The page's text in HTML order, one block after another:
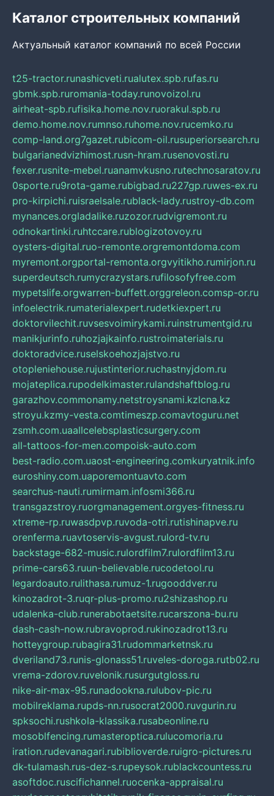
Каталог строительных компаний
Актуальный каталог компаний по всей России
t25-tractor.runashicveti.rualutex.spb.rufas.ru
gbmk.spb.ruromania-today.runovoizol.ru
airheat-spb.rufisika.home.nov.ruorakul.spb.ru
demo.home.nov.rumnso.ruhome.nov.rucemko.ru
comp-land.org7gazet.rubicom-oil.rusuperiorsearch.ru
bulgarianedvizhimost.rusn-hram.rusenovosti.ru
fexer.rusnite-mebel.ruanamvkusno.rutechnosaratov.ru
0sporte.ru9rota-game.rubigbad.ru227gp.ruwes-ex.ru
pro-kirpichi.ruisraelsale.rublack-lady.rustroy-db.com
mynances.orgladalike.ruzozor.rudvigremont.ru
odnokartinki.ruhtccare.rublogizotovoy.ru
oysters-digital.ruo-remonte.orgremontdoma.com
myremont.orgportal-remonta.orgvyitikho.rumirjon.ru
superdeutsch.rumycrazystars.rufilosofyfree.com
mypetslife.orgwarren-buffett.orggreleon.comsp-or.ru
infoelectrik.rumaterialexpert.rudetkiexpert.ru
doktorvilechit.ruvsesvoimirykami.ruinstrumentgid.ru
manikjurinfo.ruhozjajkainfo.rustroimaterials.ru
doktoradvice.ruselskoehozjajstvo.ru
otopleniehouse.rujustinterior.ruchastnyjdom.ru
mojateplica.rupodelkimaster.rulandshaftblog.ru
garazhov.commonamy.netstroysnami.kzlcna.kz
stroyu.kzmy-vesta.comtimeszp.comavtoguru.net
zsmh.com.uaallcelebsplasticsurgery.com
all-tattoos-for-men.compoisk-auto.com
best-radio.com.uaost-engineering.comkuryatnik.info
euroshiny.com.uaporemontuavto.com
searchus-nauti.rumirmam.infosmi366.ru
transgazstroy.ruorgmanagement.orgyes-fitness.ru
xtreme-rp.ruwasdpvp.ruvoda-otri.rutishinapve.ru
orenferma.ruavtoservis-avgust.rulord-tv.ru
backstage-682-music.rulordfilm7.rulordfilm13.ru
prime-cars63.ruun-believable.rucodetool.ru
legardoauto.rulithasa.rumuz-1.rugooddver.ru
kinozadrot-3.ruqr-plus-promo.ru2shizashop.ru
udalenka-club.runerabotaetsite.rucarszona-bu.ru
dash-cash-now.rubravoprod.rukinozadrot13.ru
hotteygroup.rubagira31.rudommarketnsk.ru
dveriland73.runis-glonass51.ruveles-doroga.rutb02.ru
vrema-zdorov.ruvelonik.rusurgutgloss.ru
nike-air-max-95.runadookna.rulubov-pic.ru
mobilreklama.rupds-nn.rusocrat2000.ruvgurin.ru
spksochi.rushkola-klassika.rusabeonline.ru
mosoblfencing.rumasteroptica.rulucomoria.ru
iration.rudevanagari.rubiblioverde.ruigro-pictures.ru
dk-tulamash.rus-dez-s.rupeysok.rublackcountess.ru
asoftdoc.ruscifichannel.ruocenka-appraisal.ru